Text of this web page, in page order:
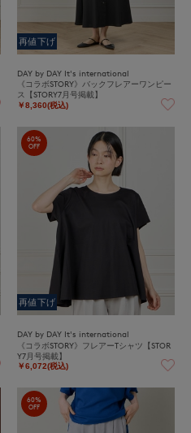
再値下げ
DAY by DAY It's international
《コラボSTORY》バックフレアーワンピー
ス【STORY7月号掲載】
￥8,360(税込)
60%
OFF
再値下げ
DAY by DAY It's international
《コラボSTORY》フレアーTシャツ【STOR
Y7月号掲載】
￥6,072(税込)
60%
OFF